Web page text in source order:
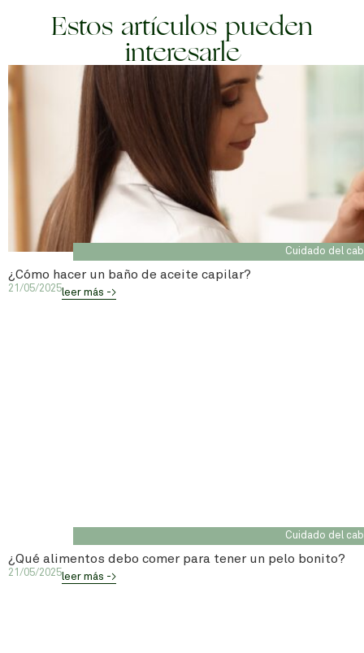
Estos artículos pueden
interesarle
Cuidado del
¿Cómo hacer un baño de aceite capilar?
21/05/2025leer más ->
Cuidado del
¿Qué alimentos debo comer para tener un pelo bonito?
21/05/2025leer más ->